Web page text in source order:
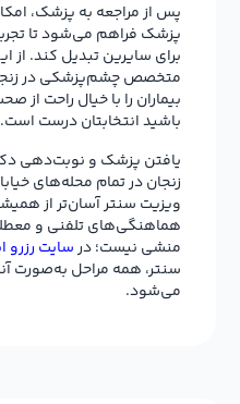
پس از مراجعه به پزشک،
پزشک فراهم می‌شود تا
برای سایرین تبدیل کند. از
متخصص چشم‌پزشکی در
بیماران را با خیال راحت
باشید انتخابتان درست است.
یافتن پزشک و نوبت‌دهی
زنجان در تمام محله‌های
ویزیت سنتر آسان‌تر از
هماهنگی‌های تلفنی و
منشی نیست؛ درسایت رزرو
سنتر، همه مراحل به‌صورت
می‌شود.